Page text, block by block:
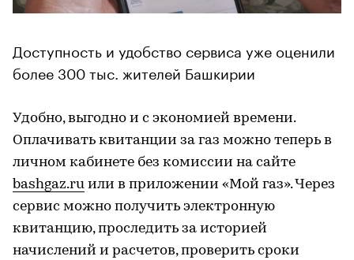
Доступность и удобство сервиса уже оценили
более 300 тыс. жителей Башкирии
Удобно, выгодно и с экономией времени.
Оплачивать квитанции за газ можно теперь в
личном кабинете без комиссии на сайте
bashgaz.ru или в приложении «Мой газ». Через
сервис можно получить электронную
квитанцию, проследить за историей
начислений и расчетов, проверить сроки